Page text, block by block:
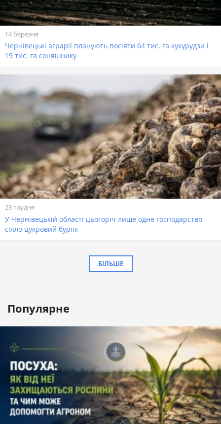
14 березня
Чернівецькі аграрії планують посіяти 64 тис. га кукурудзи і
19 тис. га соняшнику
23 грудня
У Чернівецькій області цьогоріч лише одне господарство
сіяло цукровий буряк
БІЛЬШЕ
Популярне